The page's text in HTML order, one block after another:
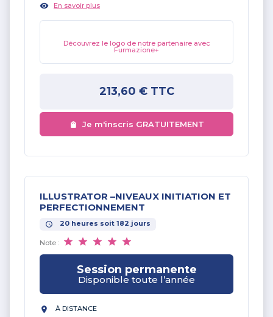
En savoir plus
Découvrez le logo de notre partenaire avec
Furmazione+
213,60 €TTC
Je m'inscris GRATUITEMENT
ILLUSTRATOR –NIVEAUX INITIATION ET
PERFECTIONNEMENT
20 heures soit 182 jours
Note :
Session permanente
Disponible toute l’année
À DISTANCE